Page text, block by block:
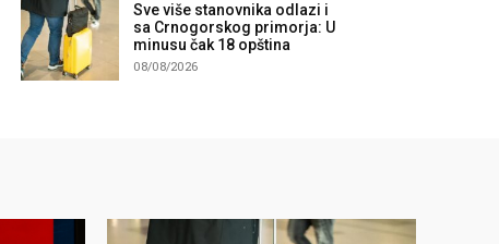
Sve više stanovnika odlazi i
sa Crnogorskog primorja: U
minusu čak 18 opština
08/08/2026